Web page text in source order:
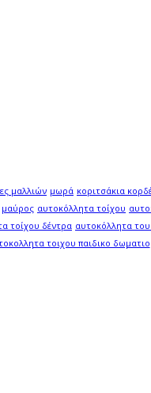
μαλλιών μωρά κοριτσάκια
μαύρος αυτοκόλλητα τοίχου
τοίχου δέντρα αυτοκόλλητα
τοιχου παιδικο δωματιο